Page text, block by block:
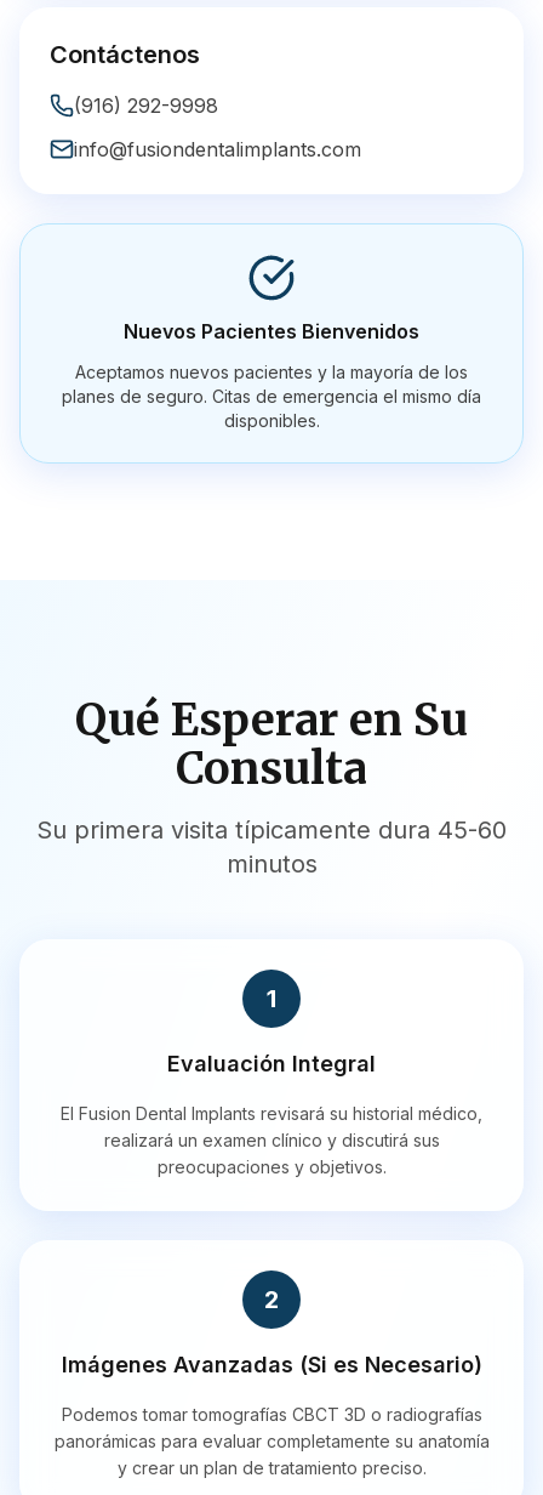
Contáctenos
(916) 292-9998
info@fusiondentalimplants.com
Nuevos Pacientes Bienvenidos
Aceptamos nuevos pacientes y la mayoría de los
planes de seguro. Citas de emergencia el mismo día
disponibles.
Qué Esperar en Su
Consulta
Su primera visita típicamente dura 45-60
minutos
1
Evaluación Integral
El Fusion Dental Implants revisará su historial médico,
realizará un examen clínico y discutirá sus
preocupaciones y objetivos.
2
Imágenes Avanzadas (Si es Necesario)
Podemos tomar tomografías CBCT 3D o radiografías
panorámicas para evaluar completamente su anatomía
y crear un plan de tratamiento preciso.